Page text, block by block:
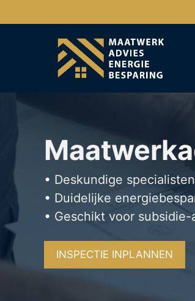
naar
• Deskundige
• Duidelijke
• Geschikt voor
INSPECTIE INPLANNEN